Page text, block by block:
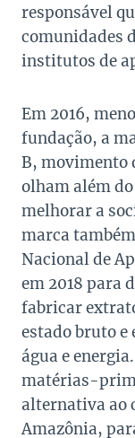
responsável
comunidades
institutos de
Em 2016,
fundação, a
B, movimento
olham além
melhorar a
marca
Nacional de
em 2018 para
fabricar
estado bruto
água e
matérias-
alternativa ao
Amazônia,